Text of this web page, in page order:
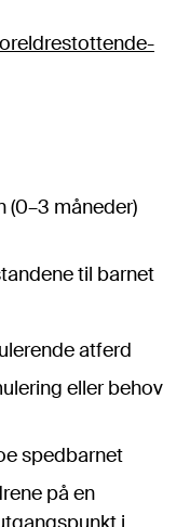
(0–3 måneder)
til barnet
atferd
eller behov
spedbarnet
på en